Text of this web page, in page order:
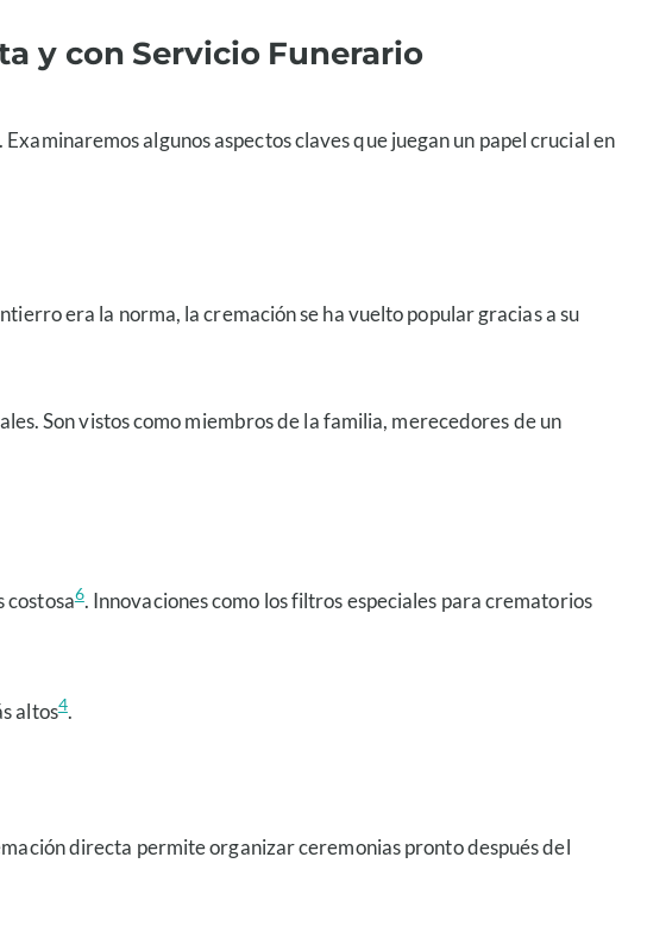
y con Servicio Funerario
algunos aspectos claves que juegan un papel crucial en
era la norma, la cremación se ha vuelto popular gracias a su
Son vistos como miembros de la familia, merecedores de un
costosa6. Innovaciones como los filtros especiales para crematorios
altos4.
directa permite organizar ceremonias pronto después del